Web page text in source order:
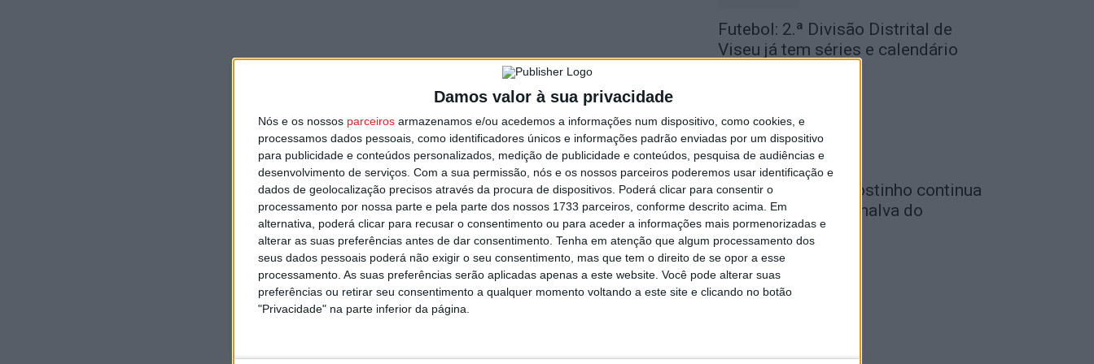
Damos valor à sua privacidade
Nós e os nossos parceiros armazenamos e/ou acedemos a informações num dispositivo, como cookies, e
processamos dados pessoais, como identificadores únicos e informações padrão enviadas por um dispositivo
para publicidade e conteúdos personalizados, medição de publicidade e conteúdos, pesquisa de audiências e
desenvolvimento de serviços. Com a sua permissão, nós e os nossos parceiros poderemos usar identificação e
dados de geolocalização precisos através da procura de dispositivos. Poderá clicar para consentir o
processamento por nossa parte e pela parte dos nossos 1733 parceiros, conforme descrito acima. Em
alternativa, poderá clicar para recusar o consentimento ou para aceder a informações mais pormenorizadas e
alterar as suas preferências antes de dar consentimento. Tenha em atenção que algum processamento dos
seus dados pessoais poderá não exigir o seu consentimento, mas que tem o direito de se opor a esse
processamento. As suas preferências serão aplicadas apenas a este website. Você pode alterar suas
preferências ou retirar seu consentimento a qualquer momento voltando a este site e clicando no botão
"Privacidade" na parte inferior da página.
Futebol: 2.ª Divisão Distrital de
Viseu já tem séries e calendário
Futebol: Carlos Agostinho continua
no comando do Penalva do
Castelo